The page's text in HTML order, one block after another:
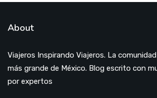
About
Viajeros Inspirando Viajeros. La
más grande de México. Blog escrito con
por expertos